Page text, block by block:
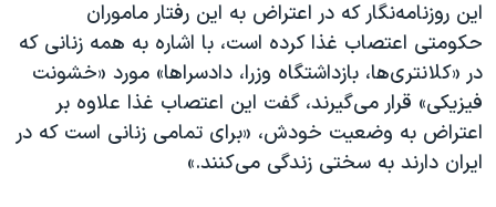
این روزنامه‌نگار که در اعتراض به این رفتار ماموران
حکومتی اعتصاب غذا کرده است، با اشاره به همه زنانی که
در «کلانتری‌ها، بازداشتگاه وزرا، دادسراها» مورد «خشونت
فیزیکی» قرار می‌گیرند، گفت این اعتصاب غذا علاوه بر
اعتراض به وضعیت خودش، «برای تمامی زنانی است که در
ایران دارند به سختی زندگی می‌کنند.»